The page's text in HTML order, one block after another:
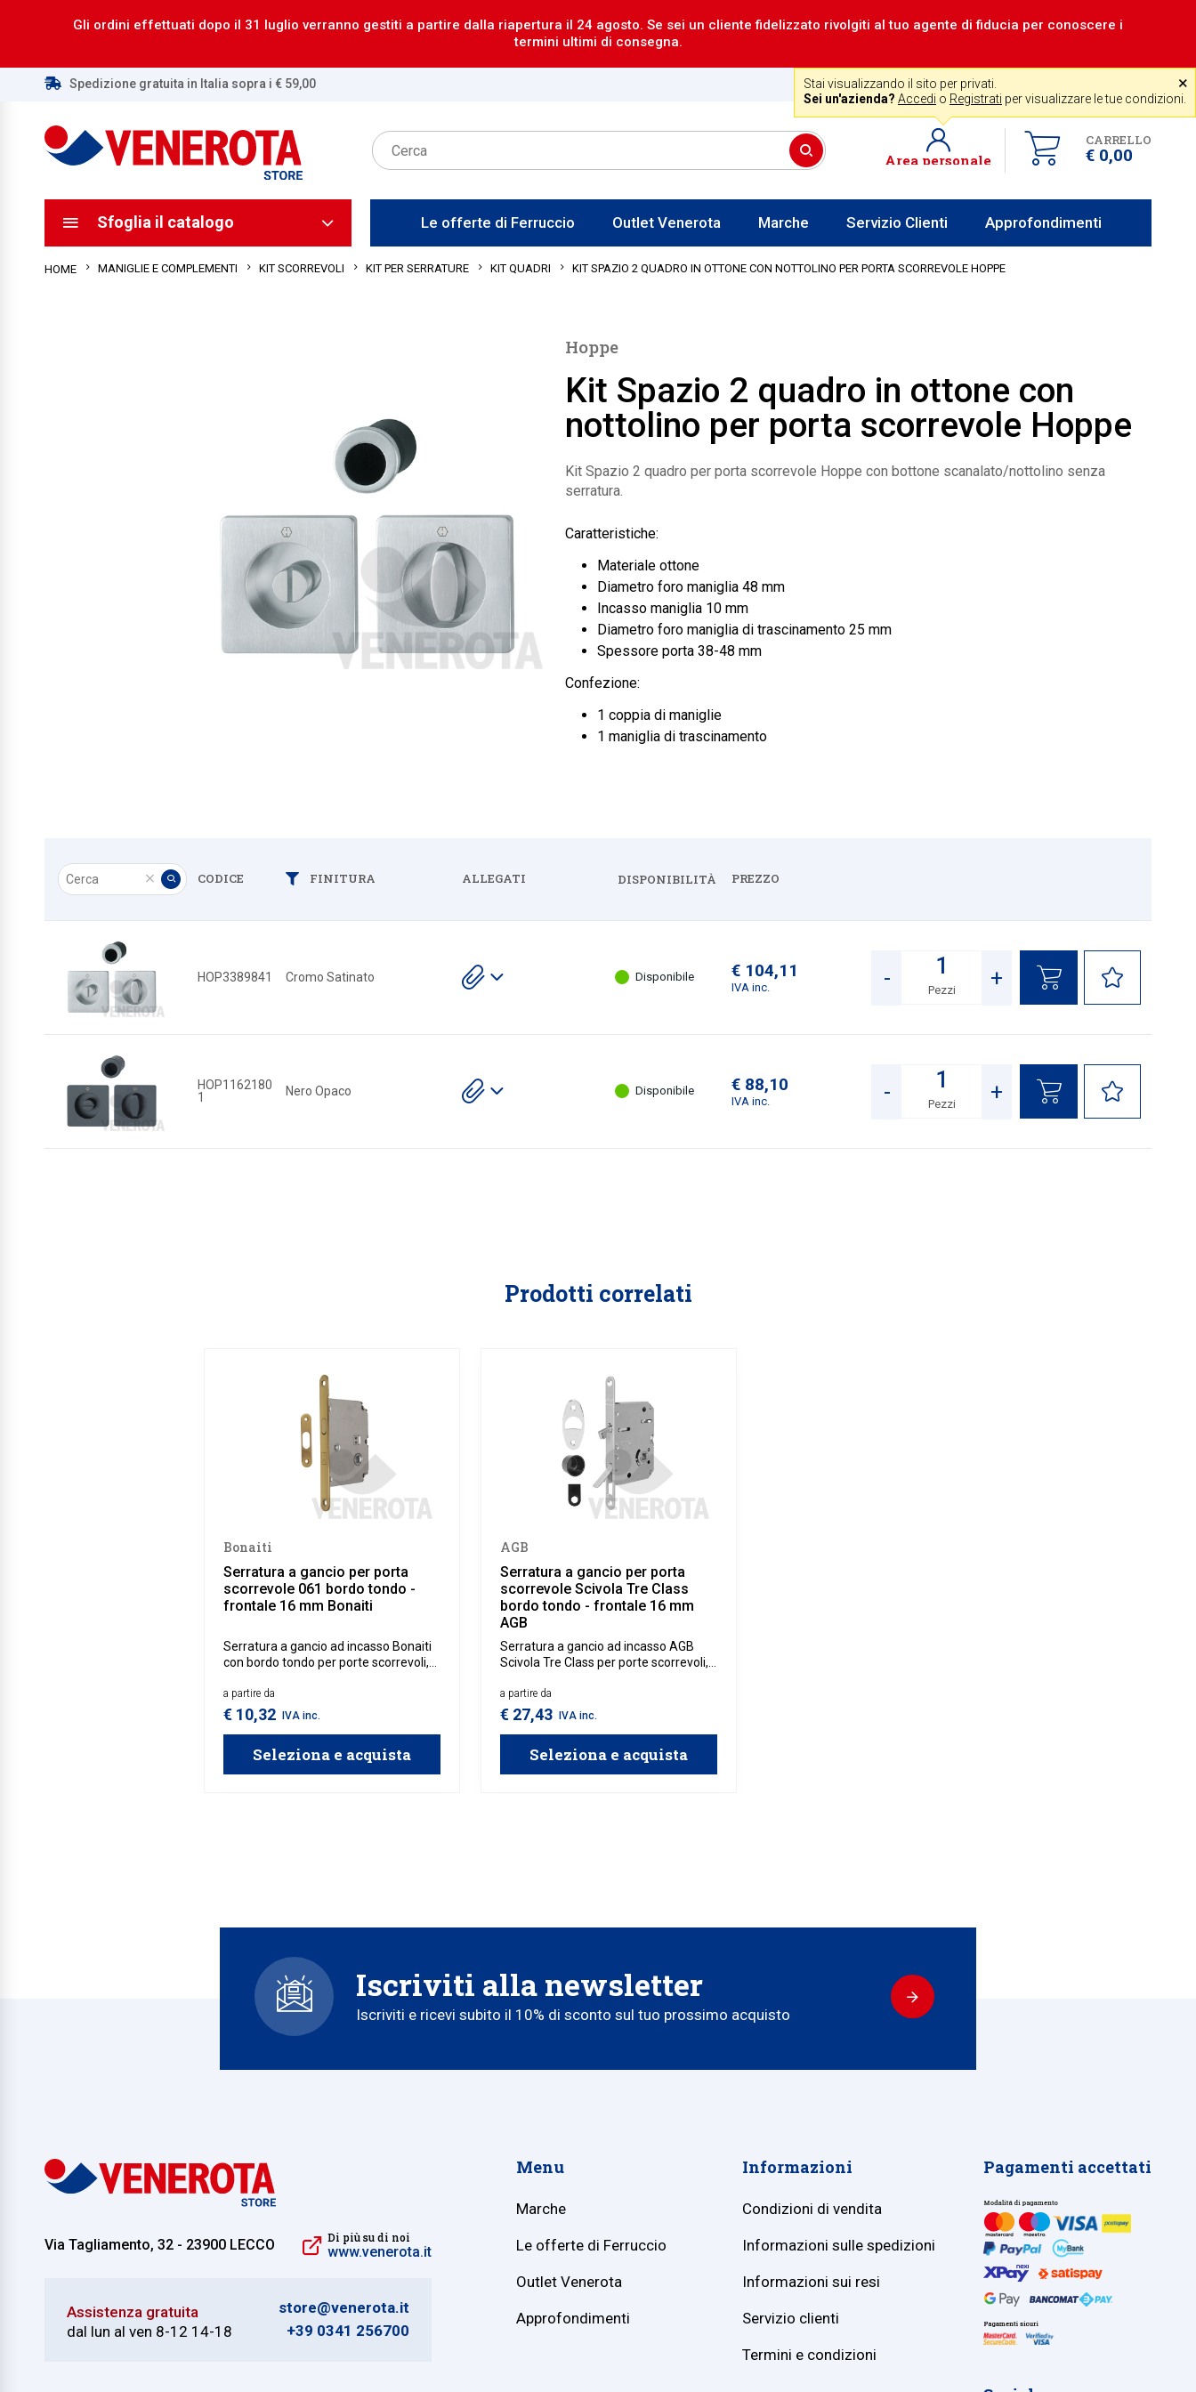
Gli ordini effettuati dopo il 31 luglio verranno gestiti a partire dalla riapertura il 24 agosto. Se sei un cliente fidelizzato rivolgiti al tuo agente di fiducia per conoscere i
termini ultimi di consegna.
Spedizione gratuita in Italia sopra i € 59,00 Assistenza gratuita
dal lun al ven 8-12 14-18 +39 0341 256700 ˟
Stai visualizzando il sito per privati.
Sei un'azienda? Accedi o Registrati per visualizzare le tue condizioni.
CARRELLO
€ 0,00
Area personale
Sfoglia il catalogo Le offerte di Ferruccio Outlet Venerota Marche Servizio Clienti Approfondimenti
HOME MANIGLIE E COMPLEMENTI KIT SCORREVOLI KIT PER SERRATURE KIT QUADRI KIT SPAZIO 2 QUADRO IN OTTONE CON NOTTOLINO PER PORTA SCORREVOLE HOPPE
Hoppe
Kit Spazio 2 quadro in ottone con
nottolino per porta scorrevole Hoppe
Kit Spazio 2 quadro per porta scorrevole Hoppe con bottone scanalato/nottolino senza
serratura.
Caratteristiche:
Materiale ottone
Diametro foro maniglia 48 mm
Incasso maniglia 10 mm
Diametro foro maniglia di trascinamento 25 mm
Spessore porta 38-48 mm
Confezione:
1 coppia di maniglie
1 maniglia di trascinamento
Applica
Pulisci CODICE Filtra
FINITURA ALLEGATI Espandi
DISPONIBILITÀ PREZZO
HOP3389841 Cromo Satinato
gli
Disponibile € 104,11
IVA inc. - +
Pezzi
HOP1162180
1
Nero Opaco
gli
Disponibile € 88,10
IVA inc. - +
Pezzi
Prodotti correlati
Bonaiti
Serratura a gancio per porta
scorrevole 061 bordo tondo -
frontale 16 mm Bonaiti
Serratura a gancio ad incasso Bonaiti
con bordo tondo per porte scorrevoli,
sicuro e fluido. Il meccanismo di
chiusura a gancio offre stabilità e
affidabilità duratura nel tempo.
a partire da
€ 10,32 IVA inc.
Seleziona e acquista
AGB
Serratura a gancio per porta
scorrevole Scivola Tre Class
bordo tondo - frontale 16 mm
AGB
Serratura a gancio ad incasso AGB
Scivola Tre Class per porte scorrevoli,
Design raffinato e meccanismo
scorrevole ottimizzato per una
chiusura sicura e silenziosa.
a partire da
€ 27,43 IVA inc.
Seleziona e acquista
Iscriviti alla newsletter
Iscriviti e ricevi subito il 10% di sconto sul tuo prossimo acquisto
Via Tagliamento, 32 - 23900 LECCO Di più su di noi
www.venerota.it
Assistenza gratuita
dal lun al ven 8-12 14-18
store@venerota.it
+39 0341 256700
Menu
Marche
Le offerte di Ferruccio
Outlet Venerota
Approfondimenti
Informazioni
Condizioni di vendita
Informazioni sulle spedizioni
Informazioni sui resi
Servizio clienti
Termini e condizioni
Pagamenti accettati